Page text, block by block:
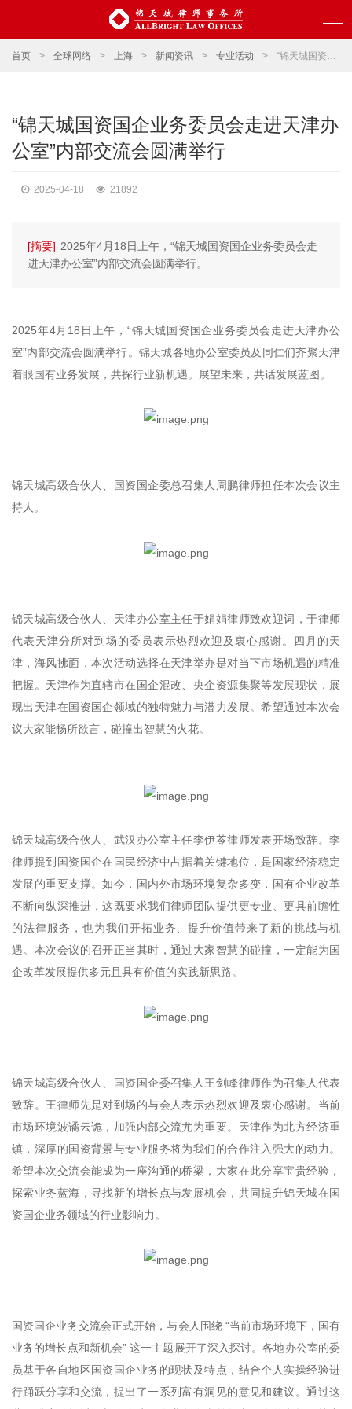
首页 > 全球网络 > 上海 > 新闻资讯 > 专业活动 > “锦天城国资国企业务委员会走进天津办公室”内部交流会圆满举行
“锦天城国资国企业务委员会走进天津办
公室”内部交流会圆满举行
2025-04-18 21892
[摘要] 2025年4月18日上午，“锦天城国资国企业务委员会走
进天津办公室”内部交流会圆满举行。
2025年4月18日上午，“锦天城国资国企业务委员会走进天津办公
室”内部交流会圆满举行。锦天城各地办公室委员及同仁们齐聚天津
着眼国有业务发展，共探行业新机遇。展望未来，共话发展蓝图。
锦天城高级合伙人、国资国企委总召集人周鹏律师担任本次会议主
持人。
锦天城高级合伙人、天津办公室主任于娟娟律师致欢迎词，于律师
代表天津分所对到场的委员表示热烈欢迎及衷心感谢。四月的天
津，海风拂面，本次活动选择在天津举办是对当下市场机遇的精准
把握。天津作为直辖市在国企混改、央企资源集聚等发展现状，展
现出天津在国资国企领域的独特魅力与潜力发展。希望通过本次会
议大家能畅所欲言，碰撞出智慧的火花。
锦天城高级合伙人、武汉办公室主任李伊苓律师发表开场致辞。李
律师提到国资国企在国民经济中占据着关键地位，是国家经济稳定
发展的重要支撑。如今，国内外市场环境复杂多变，国有企业改革
不断向纵深推进，这既要求我们律师团队提供更专业、更具前瞻性
的法律服务，也为我们开拓业务、提升价值带来了新的挑战与机
遇。本次会议的召开正当其时，通过大家智慧的碰撞，一定能为国
企改革发展提供多元且具有价值的实践新思路。
锦天城高级合伙人、国资国企委召集人王剑峰律师作为召集人代表
致辞。王律师先是对到场的与会人表示热烈欢迎及衷心感谢。当前
市场环境波谲云诡，加强内部交流尤为重要。天津作为北方经济重
镇，深厚的国资背景与专业服务将为我们的合作注入强大的动力。
希望本次交流会能成为一座沟通的桥梁，大家在此分享宝贵经验，
探索业务蓝海，寻找新的增长点与发展机会，共同提升锦天城在国
资国企业务领域的行业影响力。
国资国企业务交流会正式开始，与会人围绕 “当前市场环境下，国有
业务的增长点和新机会” 这一主题展开了深入探讨。各地办公室的委
员基于各自地区国资国企业务的现状及特点，结合个人实操经验进
行踊跃分享和交流，提出了一系列富有洞见的意见和建议。通过这